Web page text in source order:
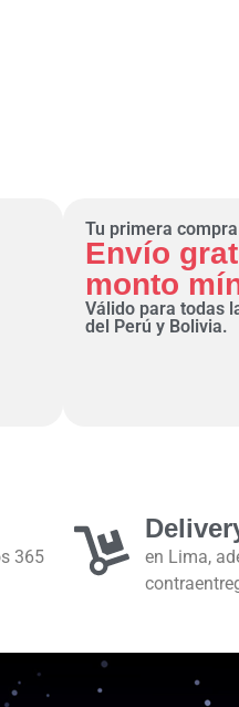
Tu primera
Envío
monto
Válido para todas
del Perú y Bolivia.
365
en Lima,